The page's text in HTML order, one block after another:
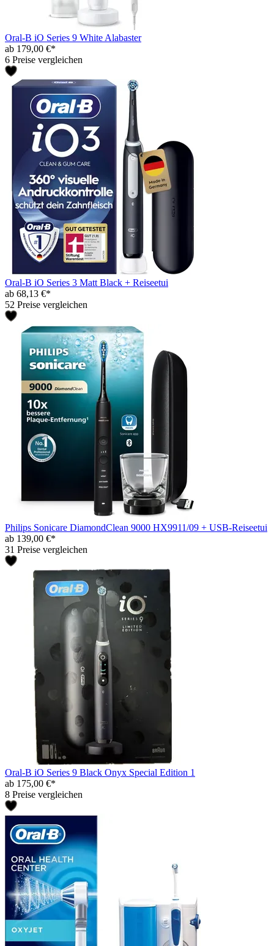
Oral-B iO Series 9 White Alabaster
ab 179,00 €*
6 Preise vergleichen
Oral-B iO Series 3 Matt Black + Reiseetui
ab 68,13 €*
52 Preise vergleichen
Philips Sonicare DiamondClean 9000 HX9911/09 + USB-Reiseetui
ab 139,00 €*
31 Preise vergleichen
Oral-B iO Series 9 Black Onyx Special Edition 1
ab 175,00 €*
8 Preise vergleichen